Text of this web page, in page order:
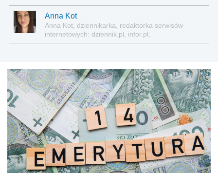
Anna Kot
Anna Kot, dziennikarka, redaktorka serwisów
internetowych: dziennik.pl, infor.pl,
gazetaprawna.pl, forsal.pl